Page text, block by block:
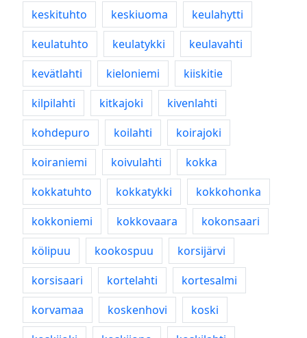
keskituhto
keskiuoma
keulahytti
keulatuhto
keulatykki
keulavahti
kevätlahti
kieloniemi
kiiskitie
kilpilahti
kitkajoki
kivenlahti
kohdepuro
koilahti
koirajoki
koiraniemi
koivulahti
kokka
kokkatuhto
kokkatykki
kokkohonka
kokkoniemi
kokkovaara
kokonsaari
kölipuu
kookospuu
korsijärvi
korsisaari
kortelahti
kortesalmi
korvamaa
koskenhovi
koski